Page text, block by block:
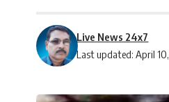
Last updated: April
Live News 24x7